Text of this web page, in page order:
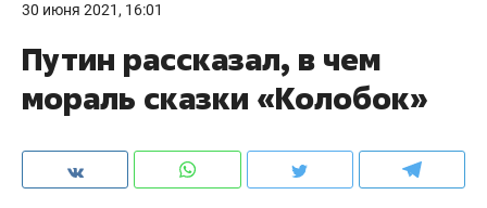
30 июня 2021, 16:01
Путин рассказал, в чем
мораль сказки «Колобок»